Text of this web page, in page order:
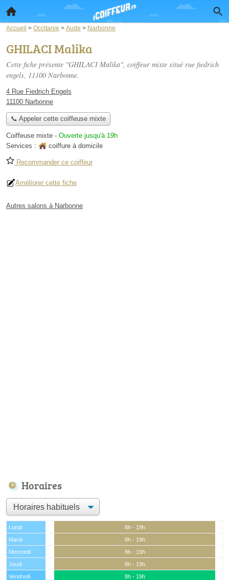
Accueil > Occitanie > Aude > Narbonne
GHILACI Malika
Cette fiche présente "GHILACI Malika", coiffeur mixte situé rue fiedrich
engels, 11100 Narbonne.
4 Rue Fiedrich Engels
11100 Narbonne
📞 Appeler cette coiffeuse mixte
Coiffeuse mixte - Ouverte jusqu'à 19h
Services :
coiffure à domicile
Recommander ce coiffeur
Améliorer cette fiche
Autres salons à Narbonne
Horaires
Lundi
8h - 19h
Mardi
8h - 19h
Mercredi
8h - 19h
Jeudi
8h - 19h
Vendredi
8h - 19h